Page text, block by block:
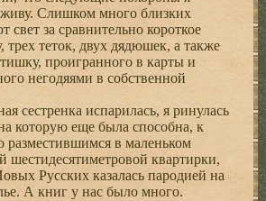
Слишком много близких
свет за сравнительно короткое
трех теток, двух дядюшек, а также
проигранного в карты и
негодяями в собственной
сестренка испарилась, я ринулась
которую еще была способна, к
разместившимся в маленьком
шестидесятиметровой квартирки,
Русских казалась пародией на
А книг у нас было много.